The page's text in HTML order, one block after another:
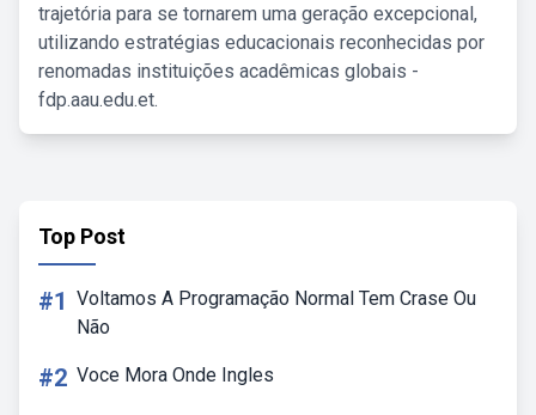
trajetória para se tornarem uma geração excepcional,
utilizando estratégias educacionais reconhecidas por
renomadas instituições acadêmicas globais -
fdp.aau.edu.et.
Top Post
#1 Voltamos A Programação Normal Tem Crase Ou
Não
#2 Voce Mora Onde Ingles